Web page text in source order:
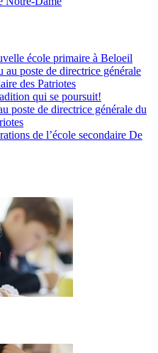
école primaire à Beloeil
poste de directrice générale
des Patriotes
qui se poursuit!
poste de directrice générale du
de l’école secondaire De